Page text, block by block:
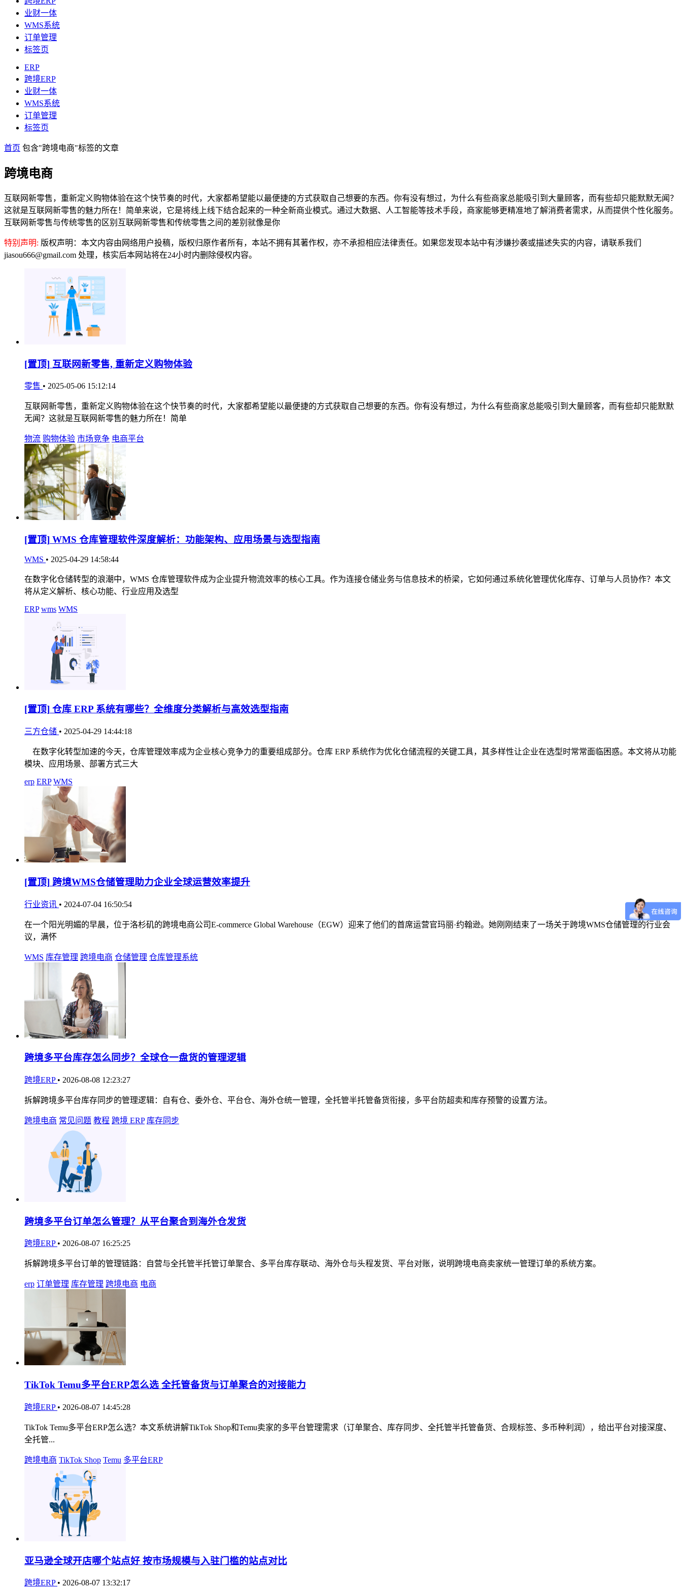
业财一体
WMS系统
订单管理
标签页
ERP
跨境ERP
业财一体
WMS系统
订单管理
标签页
首页 包含"跨境电商"标签的文章
跨境电商
互联网新零售，重新定义购物体验在这个快节奏的时代，大家都希望能以最便捷的方式获取自己想要的东西。你有没有想过，为什么有些商家总能吸引到大量顾客，而有些却只能默默无闻？
这就是互联网新零售的魅力所在！简单来说，它是将线上线下结合起来的一种全新商业模式。通过大数据、人工智能等技术手段，商家能够更精准地了解消费者需求，从而提供个性化服务。
互联网新零售与传统零售的区别互联网新零售和传统零售之间的差别就像是你
特别声明: 版权声明：本文内容由网络用户投稿，版权归原作者所有，本站不拥有其著作权，亦不承担相应法律责任。如果您发现本站中有涉嫌抄袭或描述失实的内容，请联系我们
jiasou666@gmail.com 处理，核实后本网站将在24小时内删除侵权内容。
[置顶] 互联网新零售, 重新定义购物体验
零售 • 2025-05-06 15:12:14
互联网新零售，重新定义购物体验在这个快节奏的时代，大家都希望能以最便捷的方式获取自己想要的东西。你有没有想过，为什么有些商家总能吸引到大量顾客，而有些却只能默默
无闻？这就是互联网新零售的魅力所在！简单
物流 购物体验 市场竞争 电商平台
[置顶] WMS 仓库管理软件深度解析：功能架构、应用场景与选型指南
WMS • 2025-04-29 14:58:44
在数字化仓储转型的浪潮中，WMS 仓库管理软件成为企业提升物流效率的核心工具。作为连接仓储业务与信息技术的桥梁，它如何通过系统化管理优化库存、订单与人员协作？本文
将从定义解析、核心功能、行业应用及选型
ERP wms WMS
[置顶] 仓库 ERP 系统有哪些？全维度分类解析与高效选型指南
三方仓储 • 2025-04-29 14:44:18
在数字化转型加速的今天，仓库管理效率成为企业核心竞争力的重要组成部分。仓库 ERP 系统作为优化仓储流程的关键工具，其多样性让企业在选型时常常面临困惑。本文将从功能
模块、应用场景、部署方式三大
erp ERP WMS
[置顶] 跨境WMS仓储管理助力企业全球运营效率提升
行业资讯 • 2024-07-04 16:50:54
在一个阳光明媚的早晨，位于洛杉矶的跨境电商公司E-commerce Global Warehouse（EGW）迎来了他们的首席运营官玛丽·约翰逊。她刚刚结束了一场关于跨境WMS仓储管理的行业会
议，满怀
WMS 库存管理 跨境电商 仓储管理 仓库管理系统
跨境多平台库存怎么同步？全球仓一盘货的管理逻辑
跨境ERP • 2026-08-08 12:23:27
拆解跨境多平台库存同步的管理逻辑：自有仓、委外仓、平台仓、海外仓统一管理，全托管半托管备货衔接，多平台防超卖和库存预警的设置方法。
跨境电商 常见问题 教程 跨境 ERP 库存同步
跨境多平台订单怎么管理？从平台聚合到海外仓发货
跨境ERP • 2026-08-07 16:25:25
拆解跨境多平台订单的管理链路：自营与全托管半托管订单聚合、多平台库存联动、海外仓与头程发货、平台对账，说明跨境电商卖家统一管理订单的系统方案。
erp 订单管理 库存管理 跨境电商 电商
TikTok Temu多平台ERP怎么选 全托管备货与订单聚合的对接能力
跨境ERP • 2026-08-07 14:45:28
TikTok Temu多平台ERP怎么选？本文系统讲解TikTok Shop和Temu卖家的多平台管理需求（订单聚合、库存同步、全托管半托管备货、合规标签、多币种利润），给出平台对接深度、
全托管...
跨境电商 TikTok Shop Temu 多平台ERP
亚马逊全球开店哪个站点好 按市场规模与入驻门槛的站点对比
跨境ERP • 2026-08-07 13:32:17